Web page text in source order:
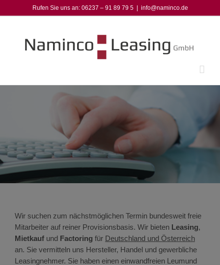
Inhalt
Rufen Sie uns an: 06237 – 91 89 79 5 info@naminco.de
Wir suchen zum nächstmöglichen Termin bundesweit freie
Mitarbeiter auf reiner Provisionsbasis. Wir bieten Leasing,
Mietkaufund Factoring für Deutschland und Österreich
an. Sie vermitteln uns Hersteller, Handel und gewerbliche
Leasingnehmer. Sie haben einen einwandfreien Leumund